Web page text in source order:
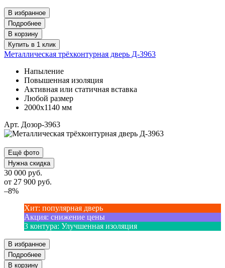
В избранное
Подробнее
В корзину
Купить в 1 клик
Металлическая трёхконтурная дверь Д-3963
Напыление
Повышенная изоляция
Активная или статичная вставка
Любой размер
2000х1140 мм
Арт. Дозор-3963
Ещё фото
Нужна скидка
30 000 руб.
от 27 900 руб.
–8%
Хит: популярная дверь
Акция: снижение цены
3 контура: Улучшенная изоляция
В избранное
Подробнее
В корзину